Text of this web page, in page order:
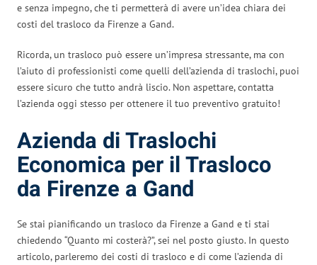
e senza impegno, che ti permetterà di avere un’idea chiara dei
costi del trasloco da Firenze a Gand.
Ricorda, un trasloco può essere un’impresa stressante, ma con
l’aiuto di professionisti come quelli dell’azienda di traslochi, puoi
essere sicuro che tutto andrà liscio. Non aspettare, contatta
l’azienda oggi stesso per ottenere il tuo preventivo gratuito!
Azienda di Traslochi
Economica per il Trasloco
da Firenze a Gand
Se stai pianificando un trasloco da Firenze a Gand e ti stai
chiedendo “Quanto mi costerà?”, sei nel posto giusto. In questo
articolo, parleremo dei costi di trasloco e di come l’azienda di